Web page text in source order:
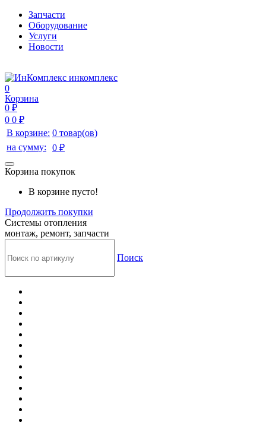
Запчасти
Оборудование
Услуги
Новости
инкомплекс
0
Корзина
0 ₽
0 0 ₽
В корзине: 0 товар(ов)
на сумму:
0 ₽
Корзина покупок
В корзине пусто!
Продолжить покупки
Системы отопления
монтаж, ремонт, запчасти
Поиск